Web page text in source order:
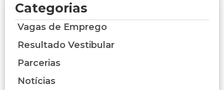
Categorias
Vagas de Emprego
Resultado Vestibular
Parcerias
Notícias